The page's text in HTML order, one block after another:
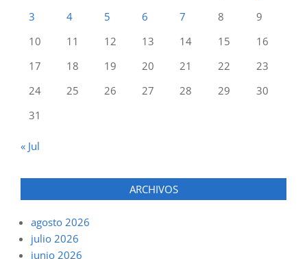
3
4 5 6 7 8
9
10
11 12 13 14 15
16
17
18 19 20 21 22
23
24
25 26 27 28 29
30
31
« Jul
ARCHIVOS
agosto 2026
julio 2026
junio 2026